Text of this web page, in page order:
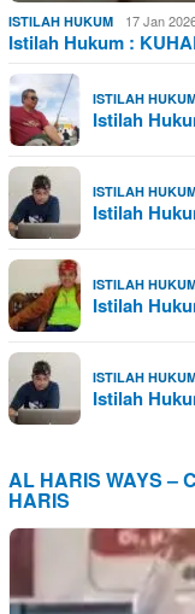
ISTILAH HUKUM 17 Jan
Istilah Hukum :
ISTILAH
Istilah
ISTILAH
Istilah
ISTILAH
Istilah
ISTILAH
Istilah
AL HARIS WAYS –
HARIS